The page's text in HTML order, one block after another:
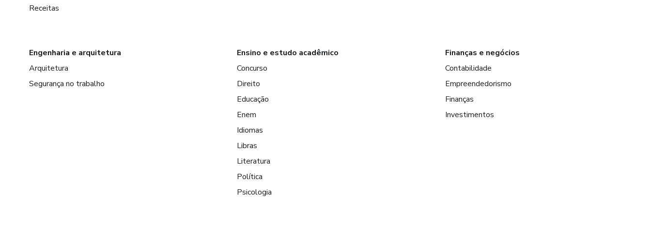
Receitas
Engenharia e arquitetura
Arquitetura
Segurança no trabalho
Ensino e estudo acadêmico
Concurso
Direito
Educação
Enem
Idiomas
Libras
Literatura
Política
Psicologia
Finanças e negócios
Contabilidade
Empreendedorismo
Finanças
Investimentos